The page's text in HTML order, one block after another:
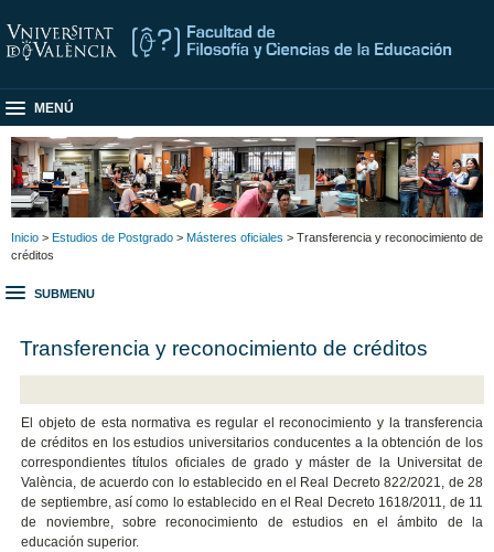
MENÚ
Inicio > Estudios de Postgrado > Másteres oficiales > Transferencia y reconocimiento de
créditos
SUBMENU
Transferencia y reconocimiento de créditos
El objeto de esta normativa es regular el reconocimiento y la transferencia
de créditos en los estudios universitarios conducentes a la obtención de los
correspondientes títulos oficiales de grado y máster de la Universitat de
València, de acuerdo con lo establecido en el Real Decreto 822/2021, de 28
de septiembre, así como lo establecido en el Real Decreto 1618/2011, de 11
de noviembre, sobre reconocimiento de estudios en el ámbito de la
educación superior.